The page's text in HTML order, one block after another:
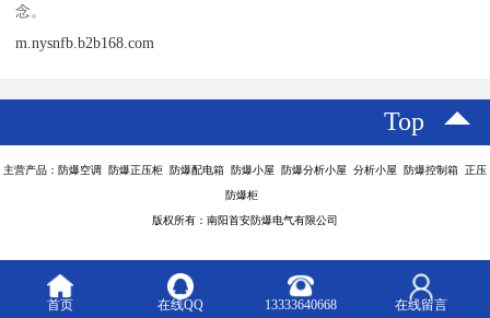
念。
m.nysnfb.b2b168.com
Top
主营产品：防爆空调 防爆正压柜 防爆配电箱 防爆小屋 防爆分析小屋 分析小屋 防爆控制箱 正压
防爆柜
版权所有：南阳首安防爆电气有限公司
首页 在线QQ 13333640668 在线留言